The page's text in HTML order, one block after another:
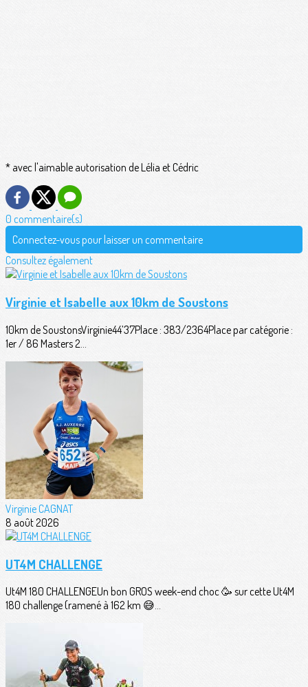
* avec l'aimable autorisation de Lélia et Cédric
0 commentaire(s)
Connectez-vous pour laisser un commentaire
Consultez également
Virginie et Isabelle aux 10km de Soustons
10km de SoustonsVirginie44’37Place : 383/2364Place par catégorie :
1er / 86 Masters 2...
Virginie CAGNAT
8 août 2026
UT4M CHALLENGE
Ut4M 180 CHALLENGEUn bon GROS week-end choc 🥳 sur cette Ut4M
180 challenge (ramené à 162 km 😅...